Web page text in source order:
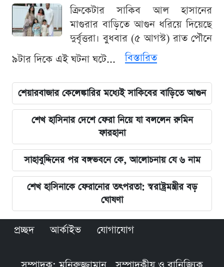
ক্রিকেটার সাকিব আল হাসানের
মাগুরার বাড়িতে আগুন ধরিয়ে দিয়েছে
দুর্বৃত্তরা। বুধবার (৫ আগস্ট) রাত পৌনে
৯টার দিকে এই ঘটনা ঘটে...
বিস্তারিত
শেয়ারবাজার কেলেঙ্কারির মধ্যেই সাকিবের বাড়িতে আগুন
শেখ হাসিনার দেশে ফেরা নিয়ে যা বললেন রুমিন
ফারহানা
সাহাবুদ্দিনের পর বঙ্গভবনে কে, আলোচনায় যে ৬ নাম
শেখ হাসিনাকে ফেরানোর তৎপরতা: স্বরাষ্ট্রমন্ত্রীর বড়
ঘোষণা
প্রচ্ছদ আর্কাইভ যোগাযোগ